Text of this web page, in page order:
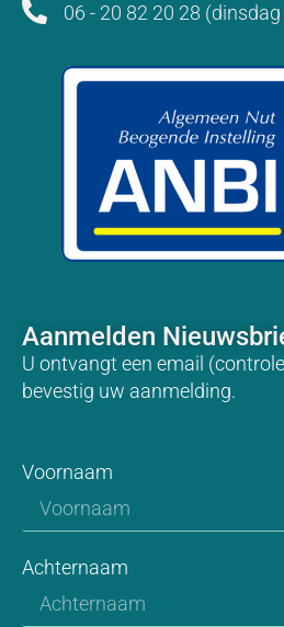
06 - 20 82 20 28
Aanmelden
U ontvangt een email
bevestig uw aanmelding.
Voornaam
Achternaam